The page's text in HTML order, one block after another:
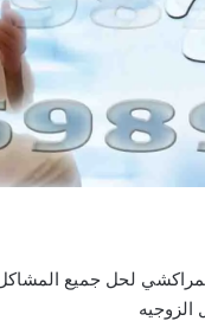
المراكشي لحل جميع